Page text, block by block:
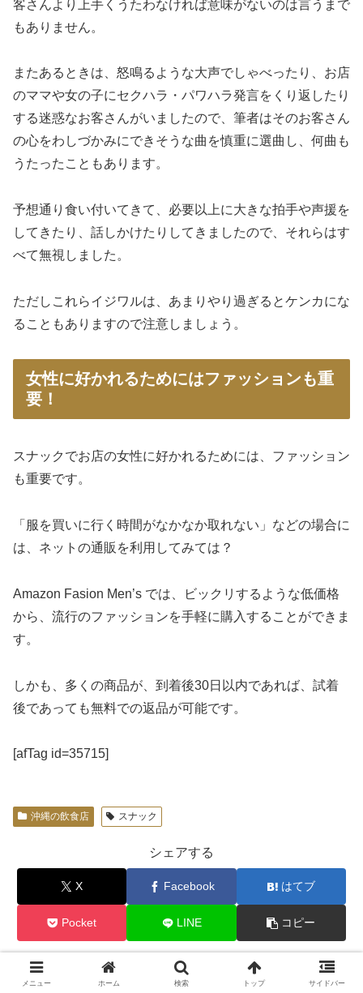
客さんより上手くうたわなければ意味がないのは言うまで
もありません。
またあるときは、怒鳴るような大声でしゃべったり、お店
のママや女の子にセクハラ・パワハラ発言をくり返したり
する迷惑なお客さんがいましたので、筆者はそのお客さん
の心をわしづかみにできそうな曲を慎重に選曲し、何曲も
うたったこともあります。
予想通り食い付いてきて、必要以上に大きな拍手や声援を
してきたり、話しかけたりしてきましたので、それらはす
べて無視しました。
ただしこれらイジワルは、あまりやり過ぎるとケンカにな
ることもありますので注意しましょう。
女性に好かれるためにはファッションも重
要！
スナックでお店の女性に好かれるためには、ファッション
も重要です。
「服を買いに行く時間がなかなか取れない」などの場合に
は、ネットの通販を利用してみては？
Amazon Fasion Men’s では、ビックリするような低価格
から、流行のファッションを手軽に購入することができま
す。
しかも、多くの商品が、到着後30日以内であれば、試着
後であっても無料での返品が可能です。
[afTag id=35715]
沖縄の飲食店 スナック
シェアする
X Facebook はてブ
Pocket LINE コピー
高野 俊一をフォローする
メニュー ホーム 検索 トップ サイドバー